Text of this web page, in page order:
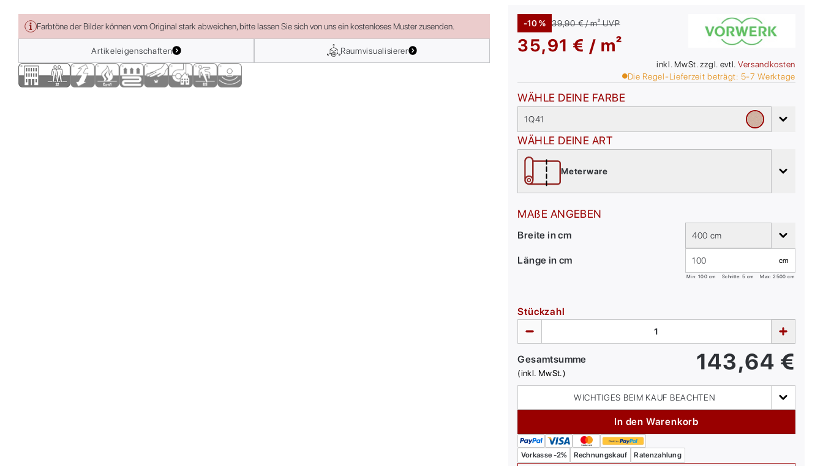
Farbtöne der Bilder können vom Original stark abweichen, bitte lassen Sie sich von uns ein kostenloses Muster zusenden.
Artikeleigenschaften Raumvisualisierer
-10 % 39,90 € / m²UVP
35,91 € / m²
inkl. MwSt. zzgl. evtl. Versandkosten
Die Regel-Lieferzeit beträgt: 5-7 Werktage
WÄHLE DEINE FARBE
1Q41
WÄHLE DEINE ART
Meterware
MAßE ANGEBEN
Breite in cm 400 cm
Länge in cm cm
Min: 100 cm Schritte: 5 cm Max:2500 cm
Stückzahl
Gesamtsumme
(inkl. MwSt.) 143,64 €
WICHTIGES BEIM KAUF BEACHTEN
In den Warenkorb
Vorkasse -2% Rechnungskauf Ratenzahlung